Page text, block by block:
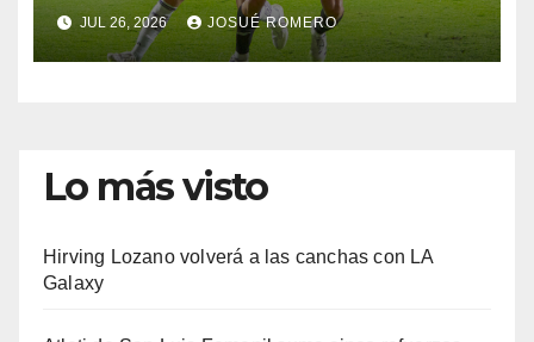
JUL 26, 2026 JOSUÉ ROMERO
Lo más visto
Hirving Lozano volverá a las canchas con LA
Galaxy